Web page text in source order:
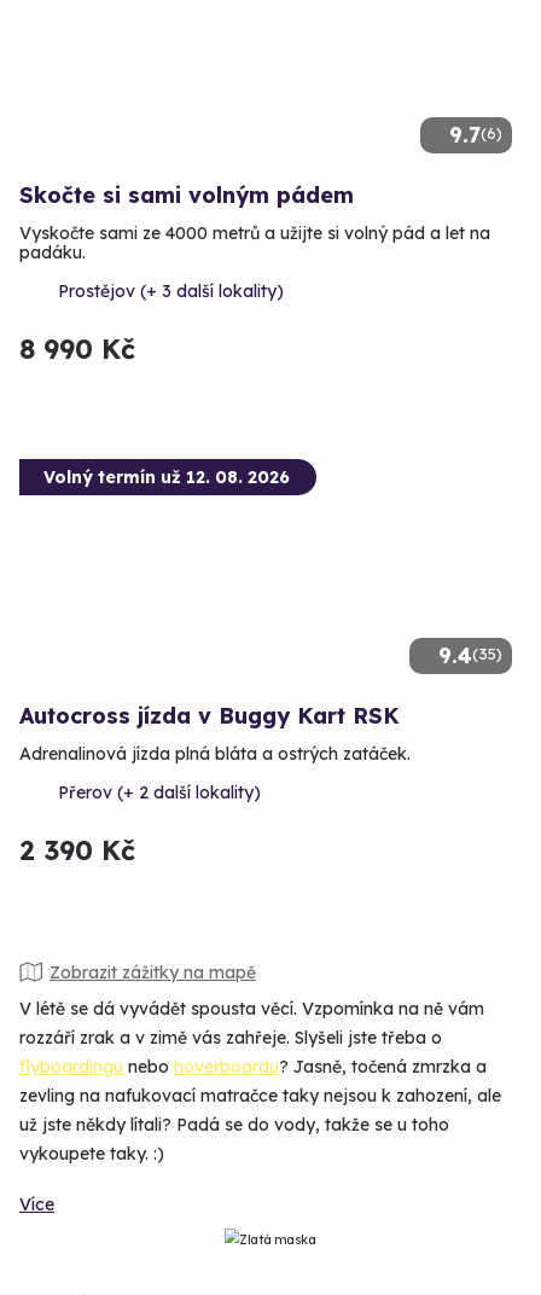
9.7(6)
Skočte si sami volným pádem
Vyskočte sami ze 4000 metrů a užijte si volný pád a let na
padáku.
Prostějov (+ 3 další lokality)
8 990 Kč
9.4(35)
Volný termín už 12. 08. 2026
Autocross jízda v Buggy Kart RSK
Adrenalinová jízda plná bláta a ostrých zatáček.
Přerov (+ 2 další lokality)
2 390 Kč
Zobrazit zážitky na mapě
V létě se dá vyvádět spousta věcí. Vzpomínka na ně vám
rozzáří zrak a v zimě vás zahřeje. Slyšeli jste třeba o
flyboardingu nebo hoverboardu? Jasně, točená zmrzka a
zevling na nafukovací matračce taky nejsou k zahození, ale
už jste někdy lítali? Padá se do vody, takže se u toho
vykoupete taky. :)
Více